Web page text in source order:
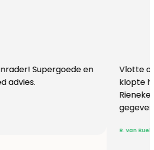
en
Vlotte ontvangst van
klopte heel blij na
Rieneke, ze heeft me
gegeven een erg